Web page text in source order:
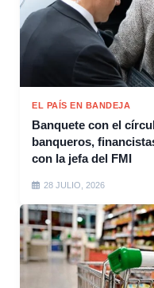
EL PAÍS EN BANDEJA
Banquete con el
banqueros,
con la jefa del FMI
28 JULIO, 2026